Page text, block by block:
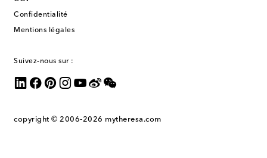
Confidentialité
Mentions légales
Suivez-nous sur :
copyright © 2006-2026 mytheresa.com